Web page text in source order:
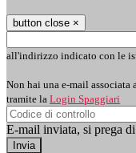
button close ×
all'indirizzo indicato con le
Non hai una e-mail associata
tramite la Login Spaggiari
E-mail inviata, si prega